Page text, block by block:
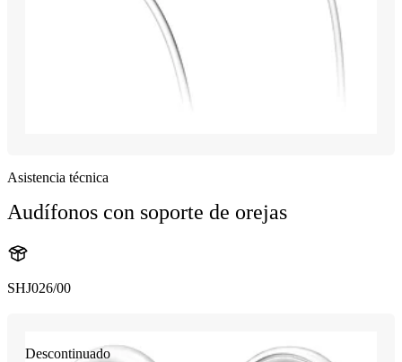
Asistencia técnica
Audífonos con soporte de orejas
SHJ026/00
Descontinuado